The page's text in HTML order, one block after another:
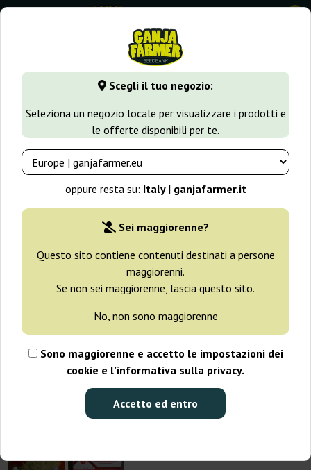
Scegli il tuo negozio:
Seleziona un negozio locale per visualizzare i prodotti e
le offerte disponibili per te.
oppure resta su: Italy | ganjafarmer.it
Sei maggiorenne?
Questo sito contiene contenuti destinati a persone
maggiorenni.
Se non sei maggiorenne, lascia questo sito.
No, non sono maggiorenne
Sono maggiorenne e accetto le impostazioni dei
cookie e l’informativa sulla privacy.
Accetto ed entro
0
GanjaFarmer.it Tipi di Semi Semi Femminizzati di